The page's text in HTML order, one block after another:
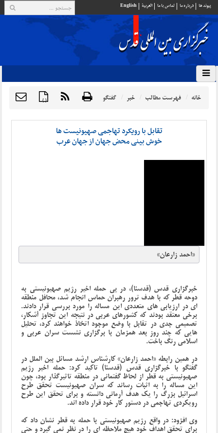
پيوند ها درباره ما تماس با ما العربية English
{ } خانه فهرست مطالب خبر گفتگو
تقابل با رویکرد تهاجمی صهیونیست ها
خوش بینی محض جهان از جهان عرب
«احمد زارعان»
خبرگزاری قدس (قدسنا)، در پی حمله اخیر رژیم صهیونیستی به
دوحه قطر که با هدف ترور رهبران حماس انجام شد، محافل منطقه
ای در ارزیابی های متعددی این مساله را مورد بررسی قرار دادند.
برخی معتقد بودند که کشورهای عربی در نتیجه این تجاوز آشکار،
تصمیمی جدی در تقابل با وضع موجود اتخاذ خواهند کرد، تحلیل
هایی که چند روز بعد همزمان با برگزاری نشست سران عربی و
اسلامی رنگ باخت.
در همین رابطه «احمد زارعان» کارشناس ارشد مسائل بین المللدر
گفتگو با خبرگزاری قدس (قدسنا) تاکید کرد: حمله اخیر رژیم
صهیونیستی به قطر از لحاظ گفتمانی در منطقه تاثیرگذار بود، چون
این مساله را به اثبات رساند که سران صهیونیست تحقق طرح
اسرائیل بزرگ را یک هدف آرمانی دانسته و برای تحقق این طرح
رویکردی تهاجمی در دستور کار خود قرار داده اند.
وی افزود: در واقع رژیم صهیونیستی با حمله به قطر نشان داد که
برای تحقق اهداف خود هیچ ملاحظه ای را در نظر نمی گیرد و حتی